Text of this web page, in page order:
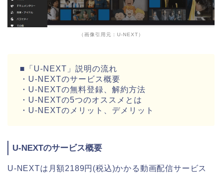
（画像引用元：U-NEXT）
■「U-NEXT」説明の流れ
・U-NEXTのサービス概要
・U-NEXTの無料登録、解約方法
・U-NEXTの5つのオススメとは
・U-NEXTのメリット、デメリット
U-NEXTのサービス概要
U-NEXTは月額2189円(税込)かかる動画配信サービス